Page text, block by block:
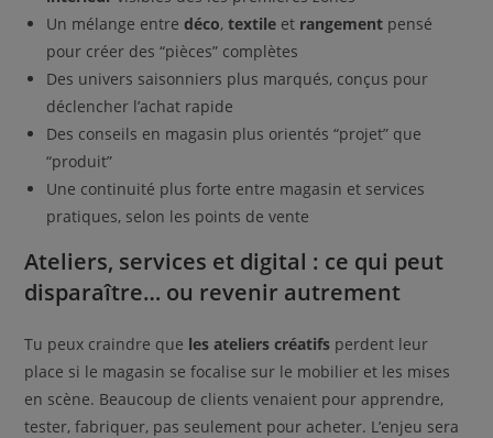
Un mélange entredéco,textile et rangement pensé
pour créer des “pièces” complètes
Des univers saisonniers plus marqués, conçus pour
déclencher l’achat rapide
Des conseils en magasin plus orientés “projet” que
“produit”
Une continuité plus forte entre magasin et services
pratiques, selon les points de vente
Ateliers, services et digital : ce qui peut
disparaître… ou revenir autrement
Tu peux craindre que les ateliers créatifs perdent leur
place si le magasin se focalise sur le mobilier et les mises
en scène. Beaucoup de clients venaient pour apprendre,
tester, fabriquer, pas seulement pour acheter. L’enjeu sera